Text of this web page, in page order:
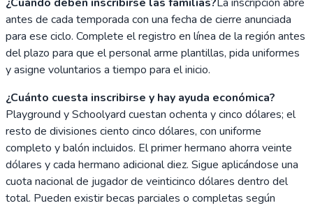
antes de cada temporada con una fecha de cierre anunciada
para ese ciclo. Complete el registro en línea de la región antes
del plazo para que el personal arme plantillas, pida uniformes
y asigne voluntarios a tiempo para el inicio.
¿Cuánto cuesta inscribirse y hay ayuda económica?
Playground y Schoolyard cuestan ochenta y cinco dólares; el
resto de divisiones ciento cinco dólares, con uniforme
completo y balón incluidos. El primer hermano ahorra veinte
dólares y cada hermano adicional diez. Sigue aplicándose una
cuota nacional de jugador de veinticinco dólares dentro del
total. Pueden existir becas parciales o completas según